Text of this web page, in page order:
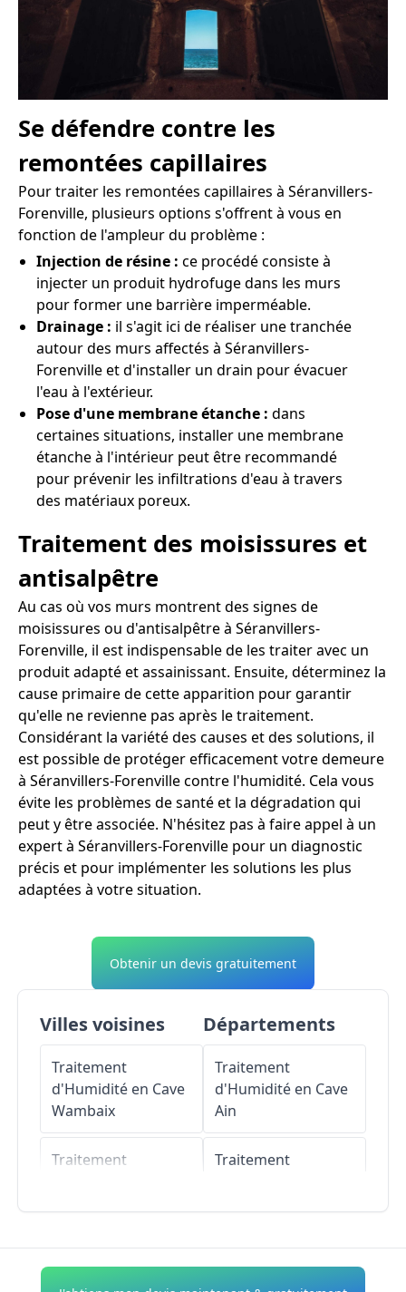
Se défendre contre les
remontées capillaires
Pour traiter les remontées capillaires à Séranvillers-
Forenville, plusieurs options s'offrent à vous en
fonction de l'ampleur du problème :
Injection de résine : ce procédé consiste à
injecter un produit hydrofuge dans les murs
pour former une barrière imperméable.
Drainage : il s'agit ici de réaliser une tranchée
autour des murs affectés à Séranvillers-
Forenville et d'installer un drain pour évacuer
l'eau à l'extérieur.
Pose d'une membrane étanche : dans
certaines situations, installer une membrane
étanche à l'intérieur peut être recommandé
pour prévenir les infiltrations d'eau à travers
des matériaux poreux.
Traitement des moisissures et
antisalpêtre
Au cas où vos murs montrent des signes de
moisissures ou d'antisalpêtre à Séranvillers-
Forenville, il est indispensable de les traiter avec un
produit adapté et assainissant. Ensuite, déterminez la
cause primaire de cette apparition pour garantir
qu'elle ne revienne pas après le traitement.
Considérant la variété des causes et des solutions, il
est possible de protéger efficacement votre demeure
à Séranvillers-Forenville contre l'humidité. Cela vous
évite les problèmes de santé et la dégradation qui
peut y être associée. N'hésitez pas à faire appel à un
expert à Séranvillers-Forenville pour un diagnostic
précis et pour implémenter les solutions les plus
adaptées à votre situation.
Obtenir un devis gratuitement
Villes voisines
Traitement
d'Humidité en Cave
Wambaix
Traitement
Traitement
Départements
Traitement
d'Humidité en Cave
Ain
Traitement
Traitement